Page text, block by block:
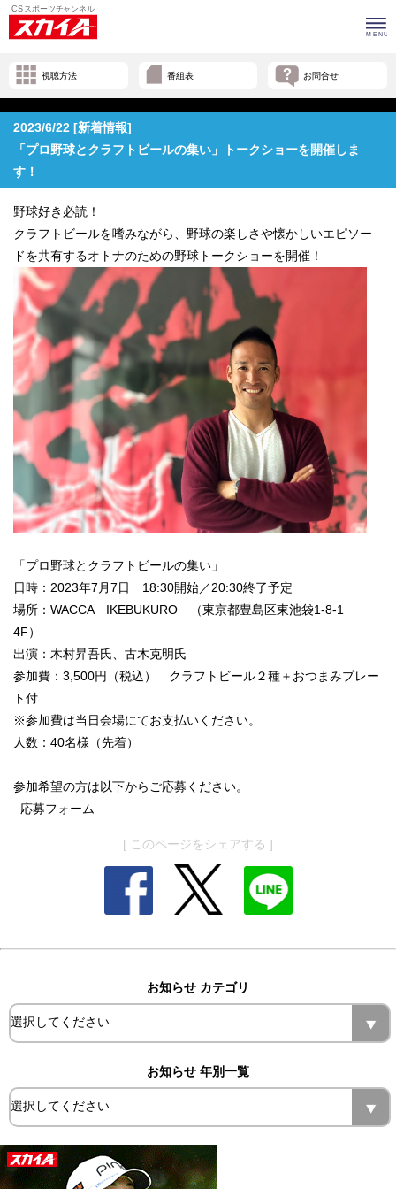
視聴方法 番組表 お問合せ
2023/6/22 [新着情報]
「プロ野球とクラフトビールの集い」トークショーを開催しま
す！
野球好き必読！
クラフトビールを嗜みながら、野球の楽しさや懐かしいエピソー
ドを共有するオトナのための野球トークショーを開催！
「プロ野球とクラフトビールの集い」
日時：2023年7月7日 18:30開始／20:30終了予定
場所：WACCA IKEBUKURO （東京都豊島区東池袋1-8-1
4F）
出演：木村昇吾氏、古木克明氏
参加費：3,500円（税込） クラフトビール２種＋おつまみプレー
ト付
※参加費は当日会場にてお支払いください。
人数：40名様（先着）
参加希望の方は以下からご応募ください。
応募フォーム
[ このページをシェアする ]
お知らせ カテゴリ
お知らせ 年別一覧